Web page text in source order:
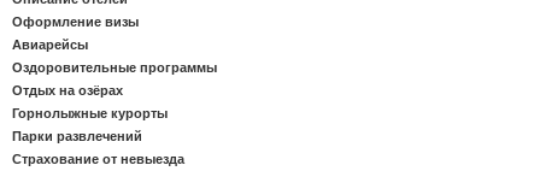
Оформление визы
Авиарейсы
Оздоровительные программы
Отдых на озёрах
Горнолыжные курорты
Парки развлечений
Страхование от невыезда